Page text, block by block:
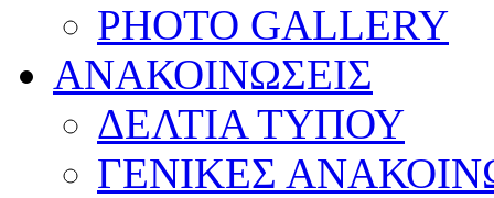
PHOTO GALLERY
ΑΝΑΚΟΙΝΩΣΕΙΣ
ΔΕΛΤΙΑ ΤΥΠΟΥ
ΓΕΝΙΚΕΣ